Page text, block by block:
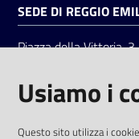
SEDE DI REGGIO
Piazza della Vittoria, 3
Tel.0522 7961
Usiamo i
Questo sito utilizza i